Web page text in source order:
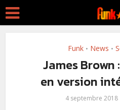
Funk • News •
James Brown
en version
4 septembre 2018